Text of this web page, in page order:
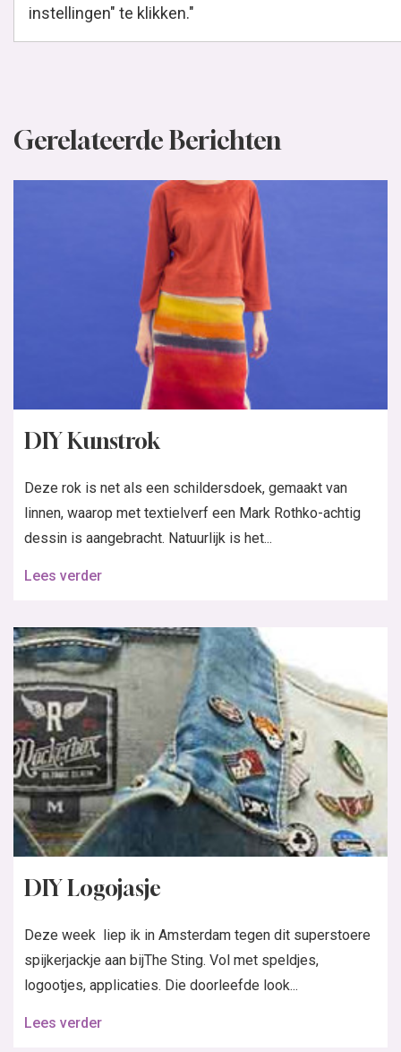
instellingen" te klikken."
Gerelateerde Berichten
DIY Kunstrok
Deze rok is net als een schildersdoek, gemaakt van
linnen, waarop met textielverf een Mark Rothko-achtig
dessin is aangebracht. Natuurlijk is het...
Lees verder
DIY Logojasje
Deze week liep ik in Amsterdam tegen dit superstoere
spijkerjackje aan bijThe Sting. Vol met speldjes,
logootjes, applicaties. Die doorleefde look...
Lees verder